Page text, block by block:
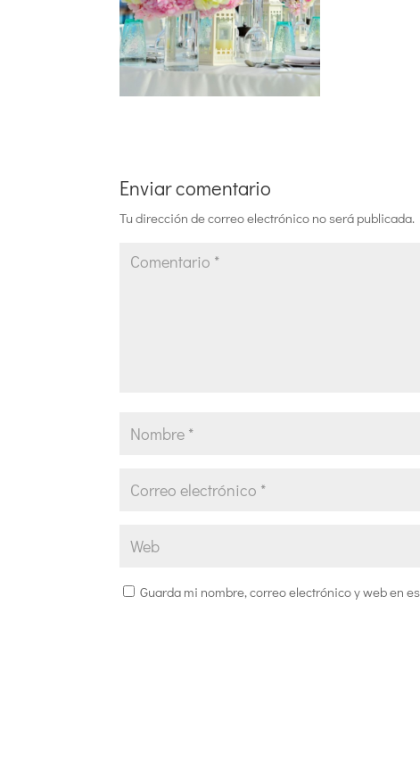
Enviar comentario
Tu dirección de correo electrónico no será publicada.
Guarda mi nombre, correo electrónico y web en